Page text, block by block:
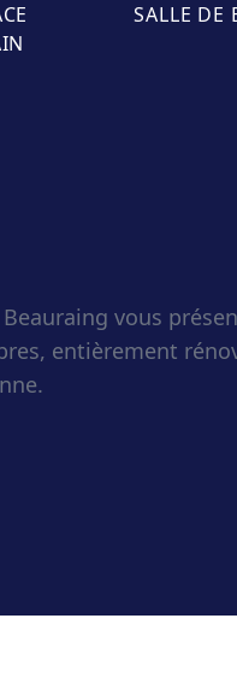
SALLE DE
vous
entièrement
par une
a été pensé pour